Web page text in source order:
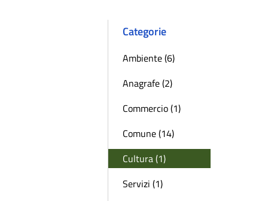
Categorie
Ambiente (6)
Anagrafe (2)
Commercio (1)
Comune (14)
Cultura (1)
Servizi (1)